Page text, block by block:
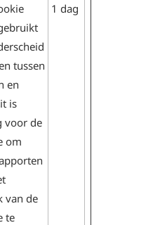
tussen
en
is
voor de
om
van de
te
1 dag